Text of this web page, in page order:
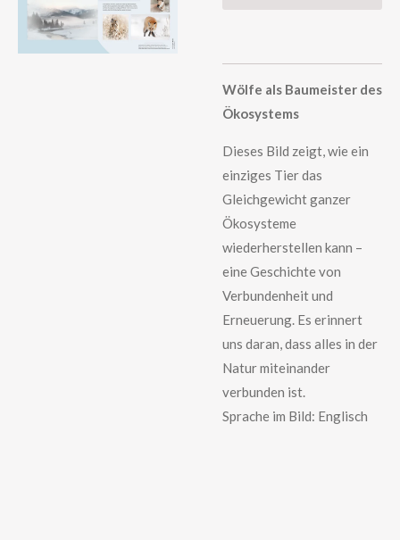
Wölfe als Baumeister des
Ökosystems
Dieses Bild zeigt, wie ein
einziges Tier das
Gleichgewicht ganzer
Ökosysteme
wiederherstellen kann –
eine Geschichte von
Verbundenheit und
Erneuerung. Es erinnert
uns daran, dass alles in der
Natur miteinander
verbunden ist.
Sprache im Bild: Englisch